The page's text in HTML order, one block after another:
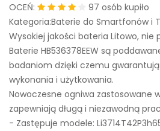
OCEŃ:
97 osób kupiło
Kategoria:Baterie do Smartfonów i
Wysokiej jakości bateria Litowo,
Baterie HB536378EEW są
badaniom dzięki czemu gwarantują
wykonania i użytkowania.
Nowoczesne ogniwa zastosowane
zapewniają długą i niezawodną
- Zastępuje modele: